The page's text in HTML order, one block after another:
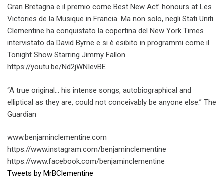
Gran Bretagna e il premio come Best New Act’ honours at Les
Victories de la Musique in Francia. Ma non solo, negli Stati Uniti
Clementine ha conquistato la copertina del New York Times
intervistato da David Byrne e si è esibito in programmi come il
Tonight Show Starring Jimmy Fallon
https://youtu.be/Nd2jWNIevBE
“A true original… his intense songs, autobiographical and
elliptical as they are, could not conceivably be anyone else.” The
Guardian
www.benjaminclementine.com
https://www.instagram.com/benjaminclementine
https://www.facebook.com/benjaminclementine
Tweets by MrBClementine